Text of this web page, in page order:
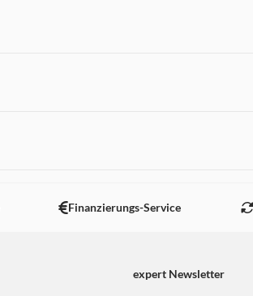
Finanzierungs-Service
expert Newsletter